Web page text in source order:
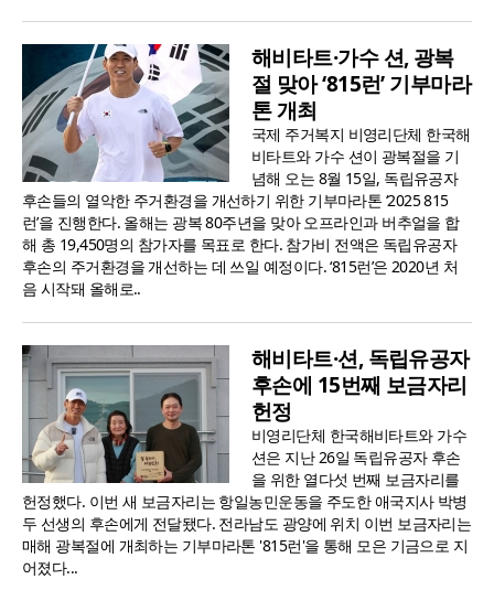
해비타트·가수 션, 광복
절 맞아 ‘815런’ 기부마라
톤 개최
국제 주거복지 비영리단체 한국해
비타트와 가수 션이 광복절을 기
념해 오는 8월 15일, 독립유공자
후손들의 열악한 주거환경을 개선하기 위한 기부마라톤 ‘2025 815
런’을 진행한다. 올해는 광복 80주년을 맞아 오프라인과 버추얼을 합
해 총 19,450명의 참가자를 목표로 한다. 참가비 전액은 독립유공자
후손의 주거환경을 개선하는 데 쓰일 예정이다. ‘815런’은 2020년 처
음 시작돼 올해로..
해비타트·션, 독립유공자
후손에 15번째 보금자리
헌정
비영리단체 한국해비타트와 가수
션은 지난 26일 독립유공자 후손
을 위한 열다섯 번째 보금자리를
헌정했다. 이번 새 보금자리는 항일농민운동을 주도한 애국지사 박병
두 선생의 후손에게 전달됐다. 전라남도 광양에 위치 이번 보금자리는
매해 광복절에 개최하는 기부마라톤 '815런'을 통해 모은 기금으로 지
어졌다...